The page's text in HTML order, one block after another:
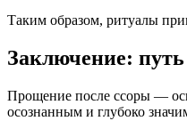
Таким образом, ритуалы
Заключение:
Прощение после ссоры —
осознанным и глубоко